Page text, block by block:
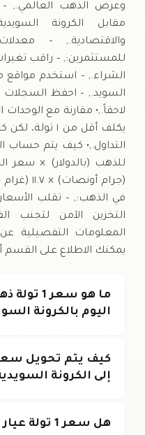
وعرض الذهب العالمي., –
مقابل الكرونة
والاقتصادية., –
للمستثمرين:, – راقب
الشراء., – استخدم مواقع
السويد., – احفظ السجلات
يكلف أقل من ١
التداول.,• كيف يتم حساب
(جرام
في الذهب:, – تقلب
التخزين الآمن لتجنب
المعلومات التفصيلية
يمكنك الاطلاع على القسم
اليوم بالكرونة
كيف يتم تحويل سعر
إلى الكرونة
هل سعر 1 تولة عيار 24 ثابت طوال اليوم؟